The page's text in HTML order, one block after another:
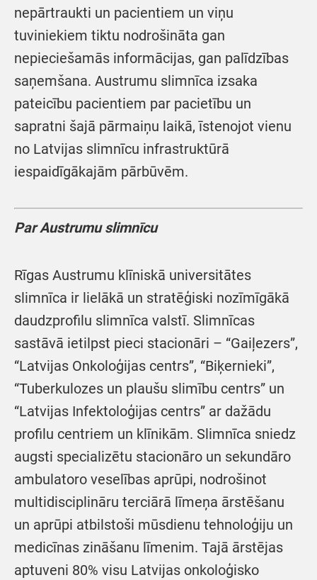
nepārtraukti un pacientiem un viņu
tuviniekiem tiktu nodrošināta gan
nepieciešamās informācijas, gan palīdzības
saņemšana. Austrumu slimnīca izsaka
pateicību pacientiem par pacietību un
sapratni šajā pārmaiņu laikā, īstenojot vienu
no Latvijas slimnīcu infrastruktūrā
iespaidīgākajām pārbūvēm.
Par Austrumu slimnīcu
Rīgas Austrumu klīniskā universitātes
slimnīca ir lielākā un stratēģiski nozīmīgākā
daudzprofilu slimnīca valstī. Slimnīcas
sastāvā ietilpst pieci stacionāri – “Gaiļezers”,
“Latvijas Onkoloģijas centrs”, “Biķernieki”,
“Tuberkulozes un plaušu slimību centrs” un
“Latvijas Infektoloģijas centrs” ar dažādu
profilu centriem un klīnikām. Slimnīca sniedz
augsti specializētu stacionāro un sekundāro
ambulatoro veselības aprūpi, nodrošinot
multidisciplināru terciārā līmeņa ārstēšanu
un aprūpi atbilstoši mūsdienu tehnoloģiju un
medicīnas zināšanu līmenim. Tajā ārstējas
aptuveni 80% visu Latvijas onkoloģisko